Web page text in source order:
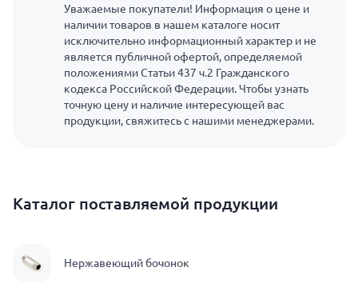
Уважаемые покупатели! Информация о цене и
наличии товаров в нашем каталоге носит
исключительно информационный характер и не
является публичной офертой, определяемой
положениями Статьи 437 ч.2 Гражданского
кодекса Российской Федерации. Чтобы узнать
точную цену и наличие интересующей вас
продукции, свяжитесь с нашими менеджерами.
Каталог поставляемой продукции
Нержавеющий бочонок